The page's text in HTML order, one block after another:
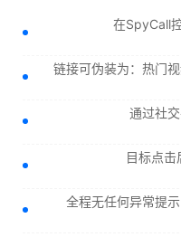
在SpyCall
链接可伪装为：热门
通过社
目标点
全程无任何异常提